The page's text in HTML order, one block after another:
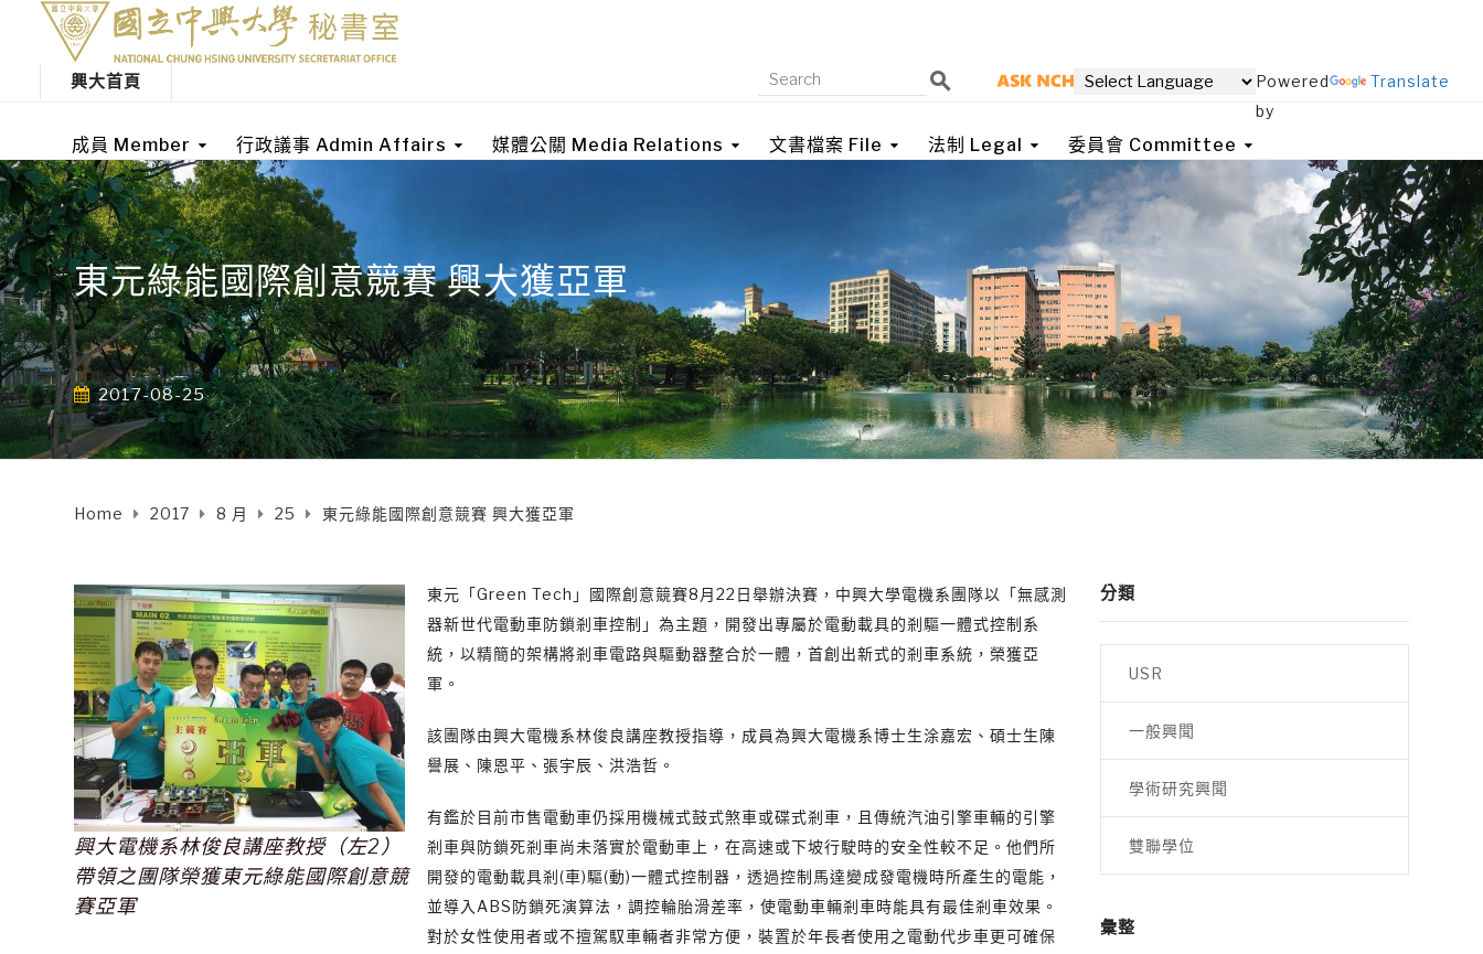
興大首頁
Powered
by
Translate
成員 Member 行政議事 Admin Affairs 媒體公關 Media Relations 文書檔案 File 法制 Legal 委員會 Committee
東元綠能國際創意競賽 興大獲亞軍
2017-08-25
Home 2017 8 月 25 東元綠能國際創意競賽 興大獲亞軍
興大電機系林俊良講座教授（左2）
帶領之團隊榮獲東元綠能國際創意競
賽亞軍
東元「Green Tech」國際創意競賽8月22日舉辦決賽，中興大學電機系團隊以「無感測
器新世代電動車防鎖剎車控制」為主題，開發出專屬於電動載具的剎驅一體式控制系
統，以精簡的架構將剎車電路與驅動器整合於一體，首創出新式的剎車系統，榮獲亞
軍。
該團隊由興大電機系林俊良講座教授指導，成員為興大電機系博士生涂嘉宏、碩士生陳
譽展、陳恩平、張宇辰、洪浩哲。
有鑑於目前市售電動車仍採用機械式鼓式煞車或碟式剎車，且傳統汽油引擎車輛的引擎
剎車與防鎖死剎車尚未落實於電動車上，在高速或下坡行駛時的安全性較不足。他們所
開發的電動載具剎(車)驅(動)一體式控制器，透過控制馬達變成發電機時所產生的電能，
並導入ABS防鎖死演算法，調控輪胎滑差率，使電動車輛剎車時能具有最佳剎車效果。
對於女性使用者或不擅駕馭車輛者非常方便，裝置於年長者使用之電動代步車更可確保
分類
USR
一般興聞
學術研究興聞
雙聯學位
彙整